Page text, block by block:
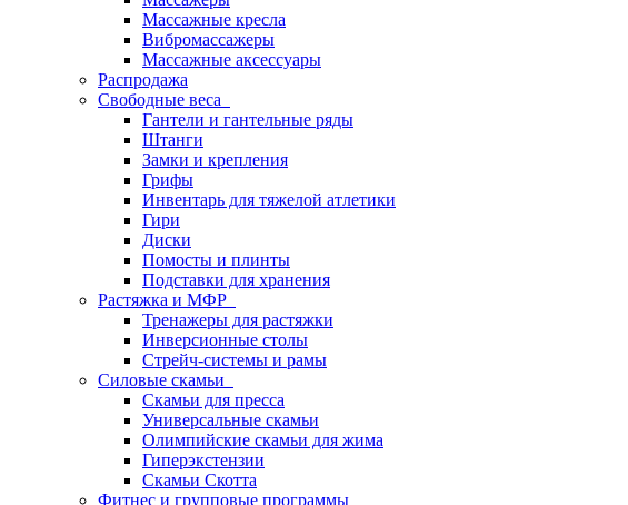
Массажные кресла
Вибромассажеры
Массажные аксессуары
Распродажа
Свободные веса
Гантели и гантельные ряды
Штанги
Замки и крепления
Грифы
Инвентарь для тяжелой атлетики
Гири
Диски
Помосты и плинты
Подставки для хранения
Растяжка и МФР
Тренажеры для растяжки
Инверсионные столы
Стрейч-системы и рамы
Силовые скамьи
Скамьи для пресса
Универсальные скамьи
Олимпийские скамьи для жима
Гиперэкстензии
Скамьи Скотта
Фитнес и групповые программы